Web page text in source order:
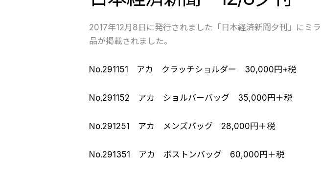
2017年12月8日に発行されました「日本経済新聞夕刊」にミ
品が掲載されました。
No.291151 アカ クラッチショルダー 30,000円+税
No.291152 アカ ショルバーバッグ 35,000円＋税
No.291251 アカ メンズバッグ 28,000円＋税
No.291351 アカ ボストンバッグ 60,000円＋税